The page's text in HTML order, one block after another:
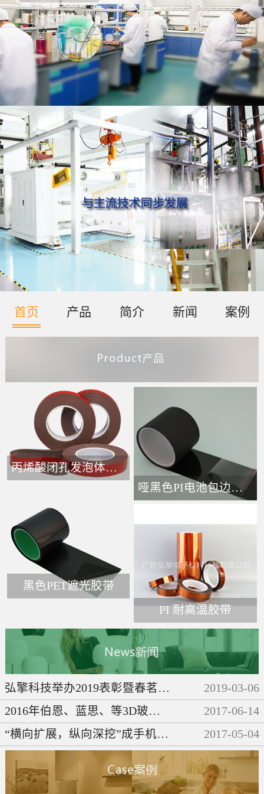
首页 产品 简介 新闻 案例
丙烯酸闭孔发泡体胶带-
哑黑色PI电池包边接头胶带
黑色PET遮光胶带
PI 耐高温胶带
弘擎科技举办2019表彰暨春茗晚会 2019-03-06
2016年伯恩、蓝思、等3D玻璃企业们都做了些啥呢？
2017-06-14
“横向扩展，纵向深挖”成手机产业链发展必然趋势
2017-05-04